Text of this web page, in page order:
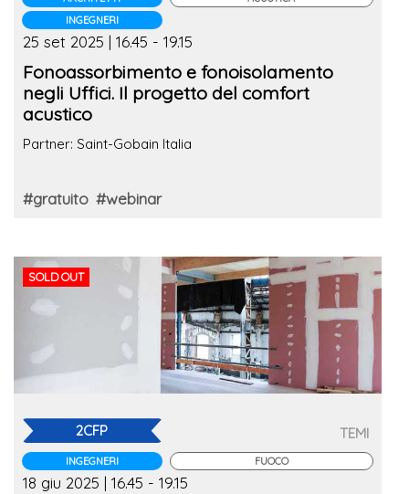
INGEGNERI
25 set 2025 | 16.45 - 19.15
Fonoassorbimento e fonoisolamento
negli Uffici. Il progetto del comfort
acustico
Partner: Saint-Gobain Italia
#gratuito #webinar
SOLD OUT
2CFP
INGEGNERI
TEMI
FUOCO
18 giu 2025 | 16.45 - 19.15